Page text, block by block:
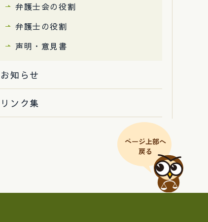
弁護士会の役割
弁護士の役割
声明・意見書
お知らせ
リンク集